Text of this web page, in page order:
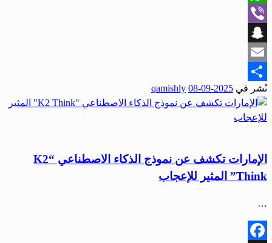
WhatsApp
Viber
Snapchat
Email
Share
نُشر في 2025-09-08
qamishly
الإمارات تكشف عن نموذج الذكاء الاصطناعي “K2
Think” المثير للإعجاب
…